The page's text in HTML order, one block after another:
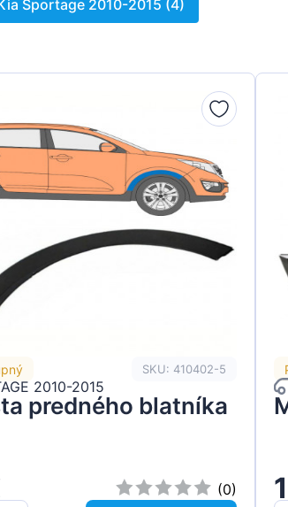
Sportage 2010-2015 (4)
SKU: 410402-5
2010-2015
predného blatníka
(0)